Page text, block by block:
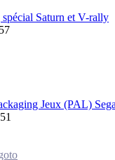
Saturn et V-rally
Jeux (PAL)